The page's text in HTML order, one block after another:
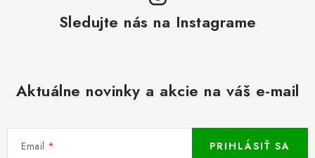
Sledujte nás na Instagrame
Aktuálne novinky a akcie na váš e-mail
Email PRIHLÁSIŤ SA